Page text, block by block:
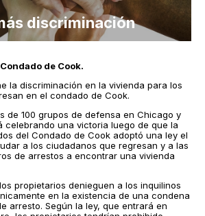
discriminación
de Cook.
la discriminación en la vivienda para los
en el condado de Cook.
de 100 grupos de defensa en Chicago y
celebrando una victoria luego de que la
del Condado de Cook adoptó una ley el
a los ciudadanos que regresan y a las
de arrestos a encontrar una vivienda
propietarios denieguen a los inquilinos
en la existencia de una condena
arresto. Según la ley, que entrará en